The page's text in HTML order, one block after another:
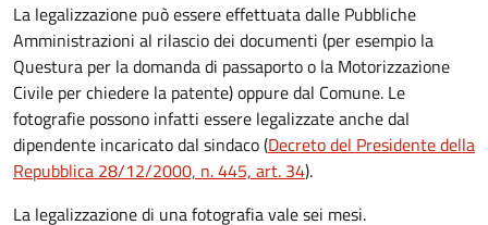
La legalizzazione può essere effettuata dalle Pubbliche
Amministrazioni al rilascio dei documenti (per esempio la
Questura per la domanda di passaporto o la Motorizzazione
Civile per chiedere la patente) oppure dal Comune. Le
fotografie possono infatti essere legalizzate anche dal
dipendente incaricato dal sindaco (Decreto del Presidente della
Repubblica 28/12/2000, n. 445, art. 34).
La legalizzazione di una fotografia vale sei mesi.